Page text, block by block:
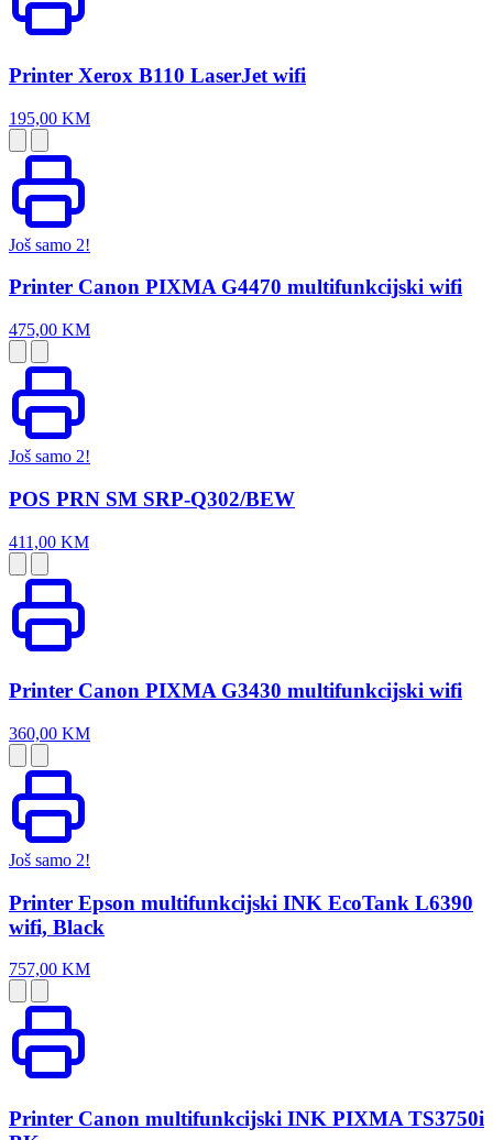
Printer Xerox B110 LaserJet wifi
195,00 KM
Još samo 2!
Printer Canon PIXMA G4470 multifunkcijski wifi
475,00 KM
Još samo 2!
POS PRN SM SRP-Q302/BEW
411,00 KM
Printer Canon PIXMA G3430 multifunkcijski wifi
360,00 KM
Još samo 2!
Printer Epson multifunkcijski INK EcoTank L6390
wifi, Black
757,00 KM
Printer Canon multifunkcijski INK PIXMA TS3750i